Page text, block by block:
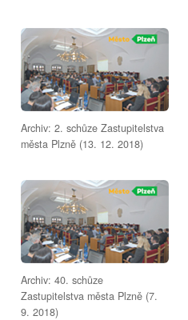
Archiv: 2. schůze Zastupitelstva
města Plzně (13. 12. 2018)
Archiv: 40. schůze
Zastupitelstva města Plzně (7.
9. 2018)